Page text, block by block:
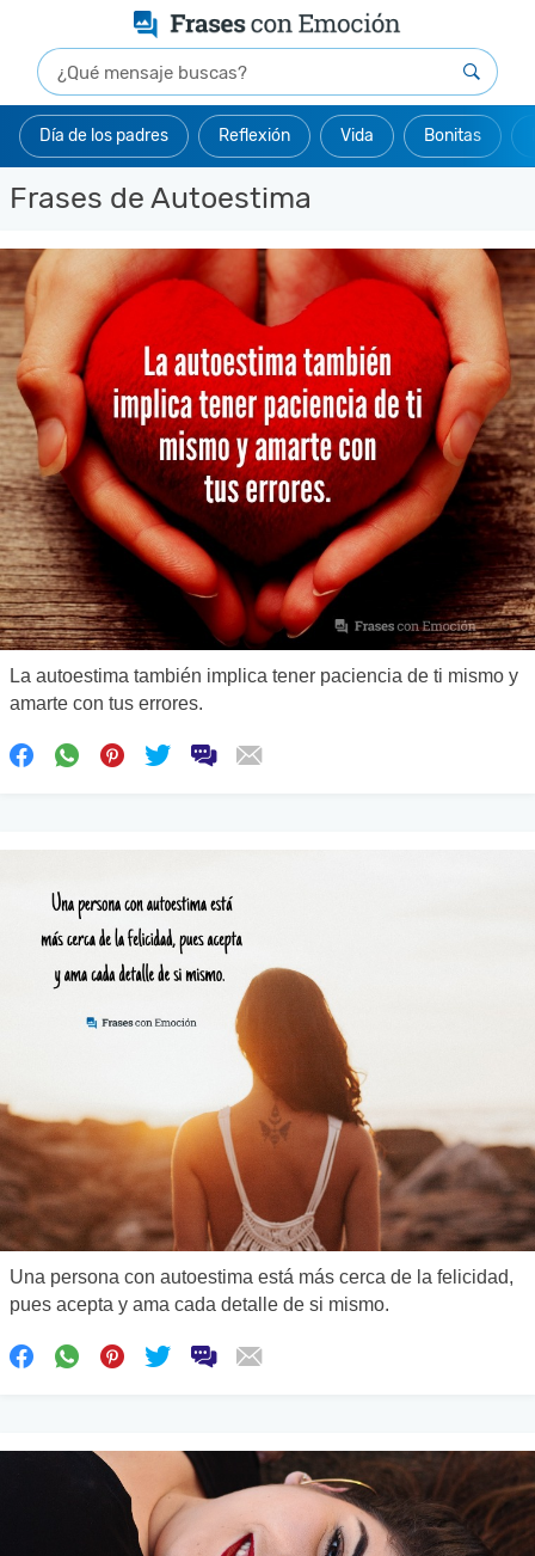
Día de los padres Reflexión Vida Bonitas
Frases de Autoestima
La autoestima también implica tener paciencia de ti mismo y
amarte con tus errores.
Una persona con autoestima está más cerca de la felicidad,
pues acepta y ama cada detalle de si mismo.